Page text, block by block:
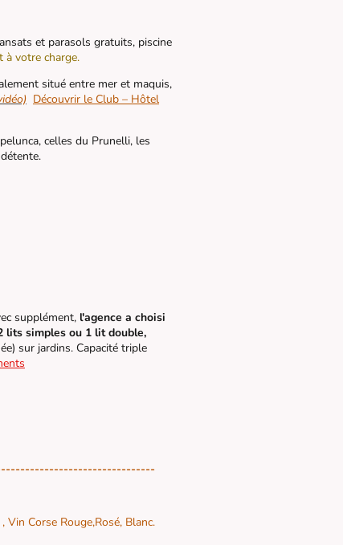
et parasols gratuits, piscine
à votre charge.
situé entre mer et maquis,
Découvrir le Club – Hôtel
celles du Prunelli, les
supplément, l'agence a choisi
lits simples ou 1 lit double,
sur jardins. Capacité triple
Corse Rouge,Rosé, Blanc.